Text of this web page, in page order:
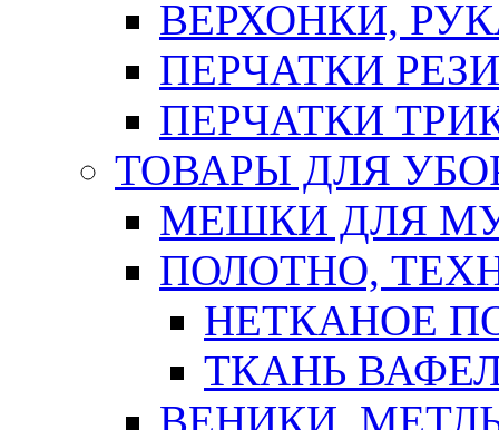
ВЕРХОНКИ,
ПЕРЧАТКИ
ПЕРЧАТКИ
ТОВАРЫ ДЛЯ
МЕШКИ ДЛЯ
ПОЛОТНО,
НЕТКАНОЕ
ТКАНЬ